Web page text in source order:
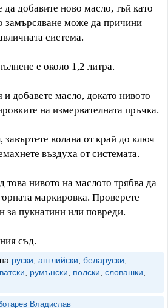
добавите ново масло, тъй като
замърсяване може да причини
система.
е около 1,2 литра.
и добавете масло, докато нивото
на измервателната пръчка.
волана от край до ключ
въздуха от системата.
това нивото на маслото трябва да
маркировка. Проверете
за пукнатини или повреди.
съд.
руски английски беларуски
румънски полски словашки
Владислав